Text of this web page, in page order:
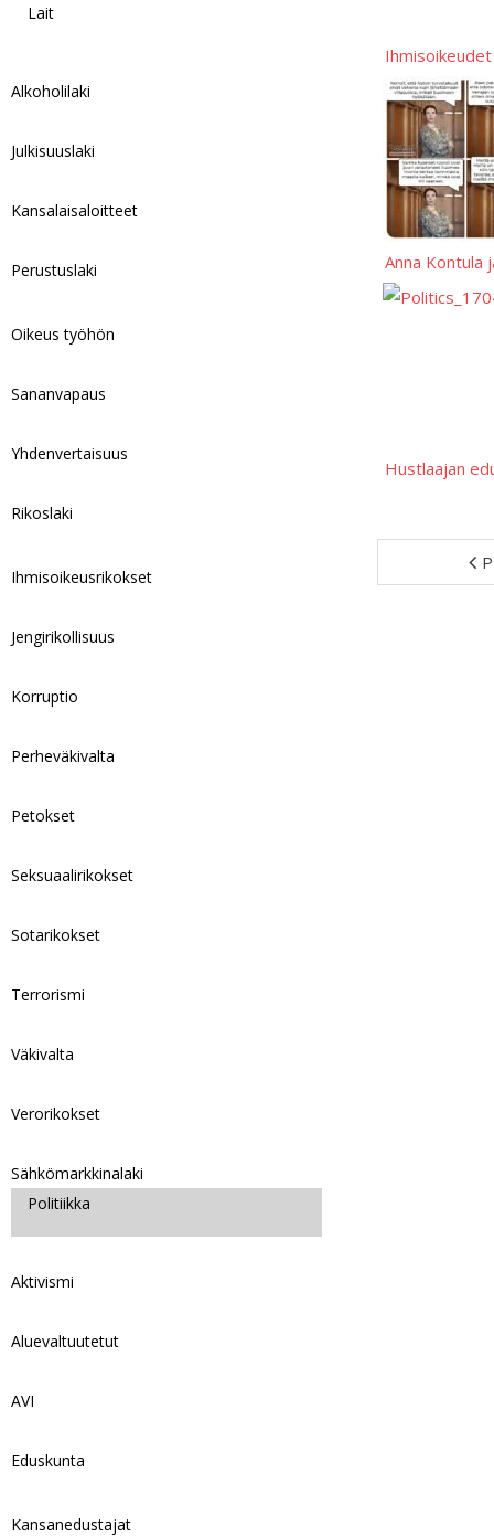
Anna Kontula
Hustlaajan
Lait
Alkoholilaki
Julkisuuslaki
Kansalaisaloitteet
Perustuslaki
Oikeus työhön
Sananvapaus
Yhdenvertaisuus
Rikoslaki
Ihmisoikeusrikokset
Jengirikollisuus
Korruptio
Perheväkivalta
Petokset
Seksuaalirikokset
Sotarikokset
Terrorismi
Väkivalta
Verorikokset
Sähkömarkkinalaki
Politiikka
Aktivismi
Aluevaltuutetut
AVI
Eduskunta
Kansanedustajat